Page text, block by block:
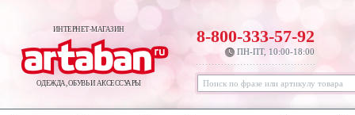
ИНТЕРНЕТ-МАГАЗИН
ОДЕЖДА, ОБУВЬ И АКСЕССУАРЫ
8-800-333-57-92
ПН-ПТ, 10:00-18:00